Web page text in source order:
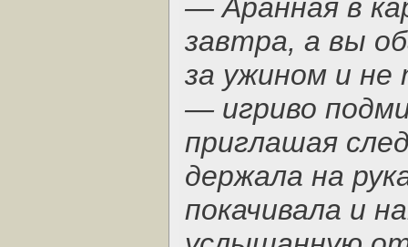
— Аранная в
завтра, а вы
за ужином и не
— игриво
приглашая
держала на
покачивала и